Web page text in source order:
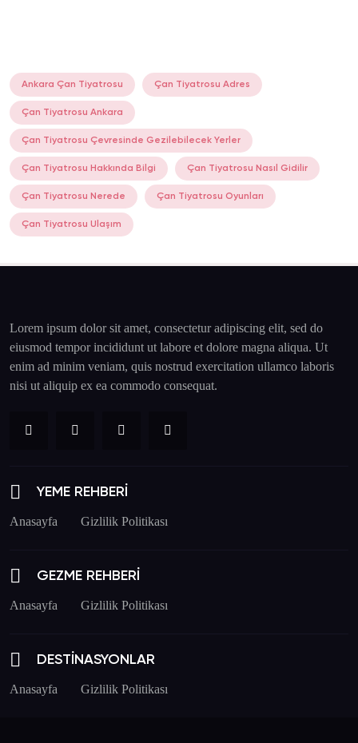
Ankara Çan Tiyatrosu Çan Tiyatrosu Adres
Çan Tiyatrosu Ankara
Çan Tiyatrosu Çevresinde Gezilebilecek Yerler
Çan Tiyatrosu Hakkında Bilgi Çan Tiyatrosu Nasıl Gidilir
Çan Tiyatrosu Nerede Çan Tiyatrosu Oyunları
Çan Tiyatrosu Ulaşım
Lorem ipsum dolor sit amet, consectetur adipiscing elit, sed do
eiusmod tempor incididunt ut labore et dolore magna aliqua. Ut
enim ad minim veniam, quis nostrud exercitation ullamco laboris
nisi ut aliquip ex ea commodo consequat.
YEME REHBERİ
Anasayfa Gizlilik Politikası
GEZME REHBERİ
Anasayfa Gizlilik Politikası
DESTİNASYONLAR
Anasayfa Gizlilik Politikası